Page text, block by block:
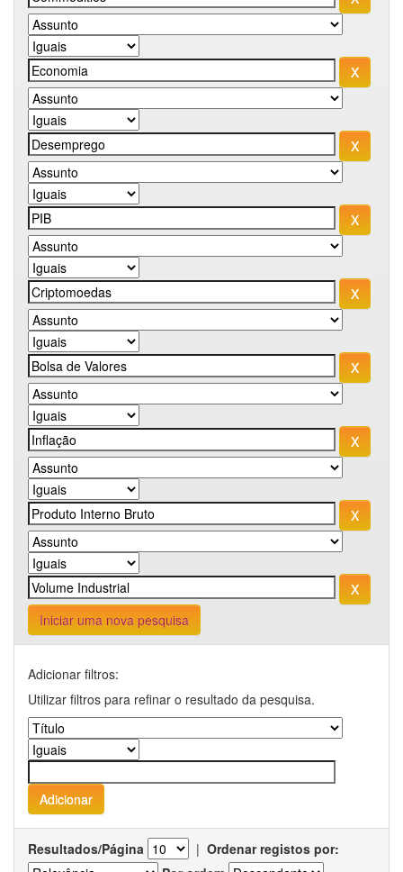
Iniciar uma nova pesquisa
Adicionar filtros:
Utilizar filtros para refinar o resultado da pesquisa.
Resultados/Página | Ordenar registos por: